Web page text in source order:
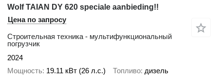
Wolf TAIAN DY 620 speciale aanbieding!!
Цена по запросу
Строительная техника - мультифункциональный
погрузчик
2024
Мощность 19.11 кВт (26 л.с.) Топливо дизель